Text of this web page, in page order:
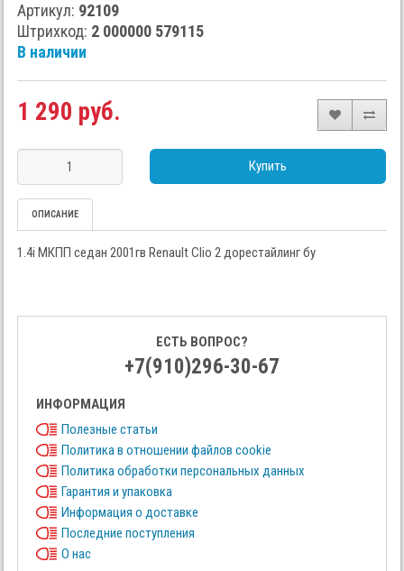
Артикул: 92109
Штрихкод: 2 000000 579115
В наличии
1 290 руб.
Купить
ОПИСАНИЕ
1.4i МКПП седан 2001гв Renault Clio 2 дорестайлинг бу
ЕСТЬ ВОПРОС?
+7(910)296-30-67
ИНФОРМАЦИЯ
Полезные статьи
Политика в отношении файлов cookie
Политика обработки персональных данных
Гарантия и упаковка
Информация о доставке
Последние поступления
О нас